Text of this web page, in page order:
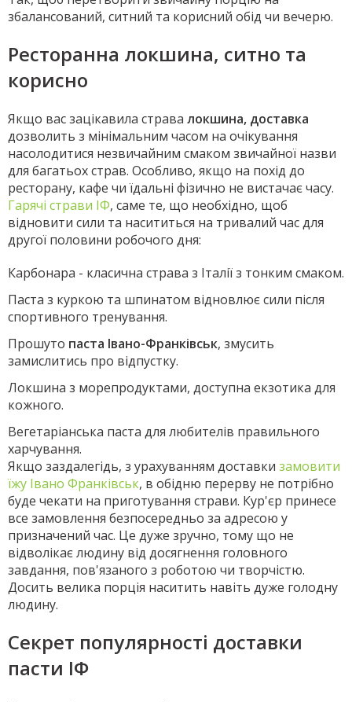
збалансований, ситний та корисний обід чи вечерю.
Ресторанна локшина, ситно та
корисно
Якщо вас зацікавила страва локшина, доставка
дозволить з мінімальним часом на очікування
насолодитися незвичайним смаком звичайної назви
для багатьох страв. Особливо, якщо на похід до
ресторану, кафе чи їдальні фізично не вистачає часу.
Гарячі страви ІФ, саме те, що необхідно, щоб
відновити сили та насититься на тривалий час для
другої половини робочого дня:
Карбонара - класична страва з Італії з тонким смаком.
Паста з куркою та шпинатом відновлює сили після
спортивного тренування.
Прошуто паста Івано-Франківськ, змусить
замислитись про відпустку.
Локшина з морепродуктами, доступна екзотика для
кожного.
Вегетаріанська паста для любителів правильного
харчування.
Якщо заздалегідь, з урахуванням доставки замовити
їжу Івано Франківськ, в обідню перерву не потрібно
буде чекати на приготування страви. Кур'єр принесе
все замовлення безпосередньо за адресою у
призначений час. Це дуже зручно, тому що не
відволікає людину від досягнення головного
завдання, пов'язаного з роботою чи творчістю.
Досить велика порція наситить навіть дуже голодну
людину.
Секрет популярності доставки
пасти ІФ